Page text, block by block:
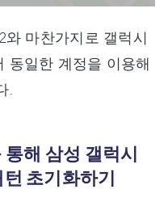
마찬가지로 갤럭시
동일한 계정을 이용해
.
해 삼성 갤럭시
초기화하기